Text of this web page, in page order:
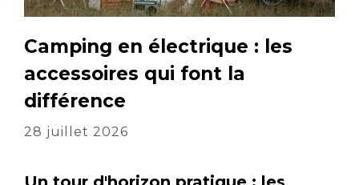
Camping en électrique : les
accessoires qui font la
différence
28 juillet 2026